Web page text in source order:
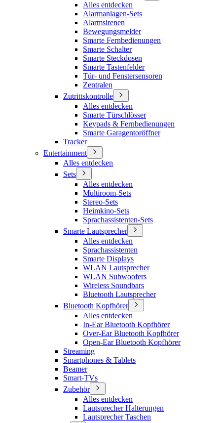
Alles entdecken
Alarmanlagen-Sets
Alarmsirenen
Bewegungsmelder
Smarte Fernbedienungen
Smarte Schalter
Smarte Steckdosen
Smarte Tastenfelder
Tür- und Fenstersensoren
Zentralen
Zutrittskontrolle
Alles entdecken
Smarte Türschlösser
Keypads & Fernbedienungen
Smarte Garagentoröffner
Tracker
Entertainment
Alles entdecken
Sets
Alles entdecken
Multiroom-Sets
Stereo-Sets
Heimkino-Sets
Sprachassistenten-Sets
Smarte Lautsprecher
Alles entdecken
Sprachassistenten
Smarte Displays
WLAN Lautsprecher
WLAN Subwoofers
Wireless Soundbars
Bluetooth Lautsprecher
Bluetooth Kopfhörer
Alles entdecken
In-Ear Bluetooth Kopfhörer
Over-Ear Bluetooth Kopfhörer
Open-Ear Bluetooth Kopfhörer
Streaming
Smartphones & Tablets
Beamer
Smart-TVs
Zubehör
Alles entdecken
Lautsprecher Halterungen
Lautsprecher Taschen